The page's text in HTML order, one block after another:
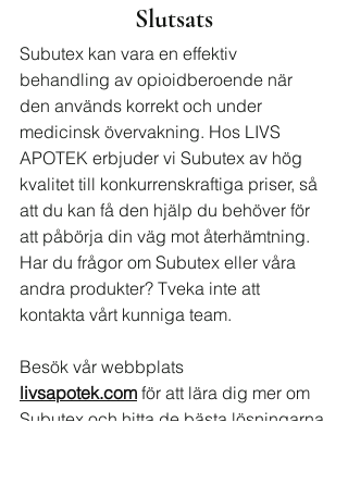
Slutsats
Subutex kan vara en effektiv
behandling av opioidberoende när
den används korrekt och under
medicinsk övervakning. Hos LIVS
APOTEK erbjuder vi Subutex av hög
kvalitet till konkurrenskraftiga priser, så
att du kan få den hjälp du behöver för
att påbörja din väg mot återhämtning.
Har du frågor om Subutex eller våra
andra produkter? Tveka inte att
kontakta vårt kunniga team.
Besök vår webbplats
livsapotek.com för att lära dig mer om
Subutex och hitta de bästa lösningarna